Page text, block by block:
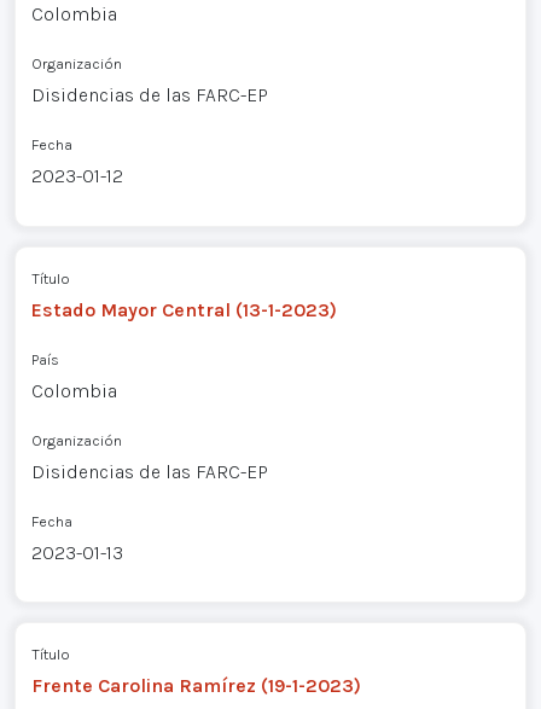
Colombia
Organización
Disidencias de las FARC-EP
Fecha
2023-01-12
Título
Estado Mayor Central (13-1-2023)
País
Colombia
Organización
Disidencias de las FARC-EP
Fecha
2023-01-13
Título
Frente Carolina Ramírez (19-1-2023)